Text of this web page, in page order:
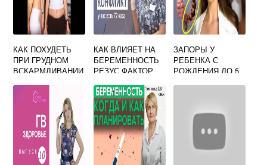
КАК ПОХУДЕТЬ
ПРИ ГРУДНОМ
ВСКАРМЛИВАНИИ
КАК ВЛИЯЕТ НА
БЕРЕМЕННОСТЬ
РЕЗУС ФАКТОР
ЗАПОРЫ У
РЕБЕНКА С
РОЖДЕНИЯ ДО 5
РАЗЛИЧИЯ